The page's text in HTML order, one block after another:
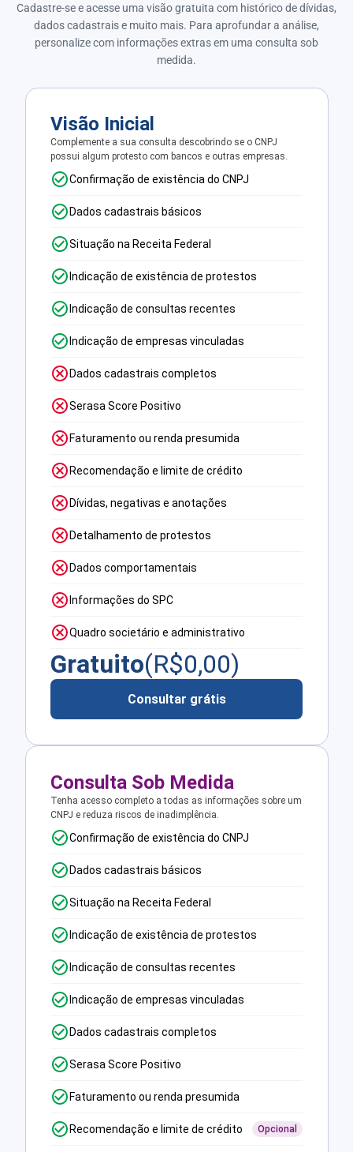
Cadastre-se e acesse uma visão gratuita com histórico de dívidas,
dados cadastrais e muito mais. Para aprofundar a análise,
personalize com informações extras em uma consulta sob
medida.
Visão Inicial
Complemente a sua consulta descobrindo se o CNPJ
possui algum protesto com bancos e outras empresas.
Confirmação de existência do CNPJ
Dados cadastrais básicos
Situação na Receita Federal
Indicação de existência de protestos
Indicação de consultas recentes
Indicação de empresas vinculadas
Dados cadastrais completos
Serasa Score Positivo
Faturamento ou renda presumida
Recomendação e limite de crédito
Dívidas, negativas e anotações
Detalhamento de protestos
Dados comportamentais
Informações do SPC
Quadro societário e administrativo
Gratuito(R$0,00)
Consultar grátis
Consulta Sob Medida
Tenha acesso completo a todas as informações sobre um
CNPJ e reduza riscos de inadimplência.
Confirmação de existência do CNPJ
Dados cadastrais básicos
Situação na Receita Federal
Indicação de existência de protestos
Indicação de consultas recentes
Indicação de empresas vinculadas
Dados cadastrais completos
Serasa Score Positivo
Faturamento ou renda presumida
Recomendação e limite de crédito Opcional